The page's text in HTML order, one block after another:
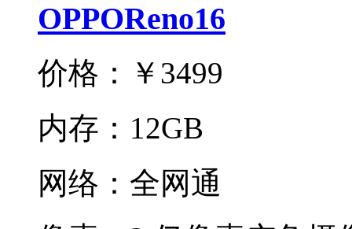
OPPOReno16
价格：
￥3499
内存： 12GB
网络： 全网通